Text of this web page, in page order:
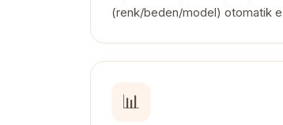
(renk/beden/model) otomatik
📊